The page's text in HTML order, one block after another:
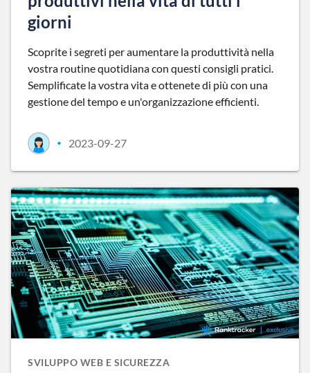
giorni
Scoprite i segreti per aumentare la produttività nella
vostra routine quotidiana con questi consigli pratici.
Semplificate la vostra vita e ottenete di più con una
gestione del tempo e un'organizzazione efficienti.
• 2023-09-27
SVILUPPO WEB E SICUREZZA